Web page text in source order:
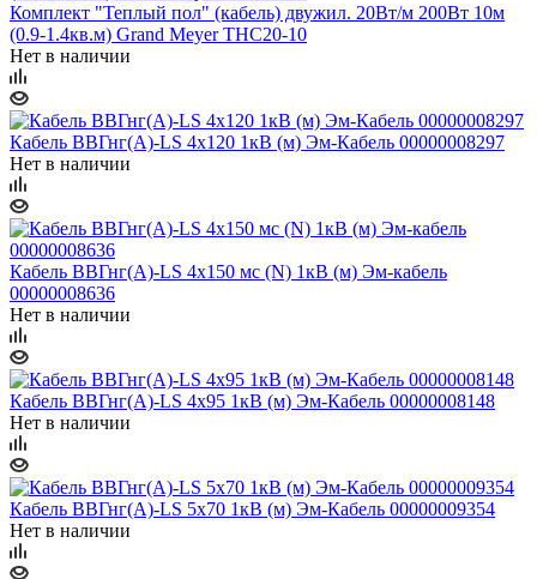
Комплект "Теплый пол" (кабель) двужил. 20Вт/м 200Вт 10м
(0.9-1.4кв.м) Grand Meyer THC20-10
Нет в наличии
Кабель ВВГнг(А)-LS 4х120 1кВ (м) Эм-Кабель 00000008297
Нет в наличии
Кабель ВВГнг(А)-LS 4х150 мс (N) 1кВ (м) Эм-кабель
00000008636
Нет в наличии
Кабель ВВГнг(А)-LS 4х95 1кВ (м) Эм-Кабель 00000008148
Нет в наличии
Кабель ВВГнг(А)-LS 5х70 1кВ (м) Эм-Кабель 00000009354
Нет в наличии